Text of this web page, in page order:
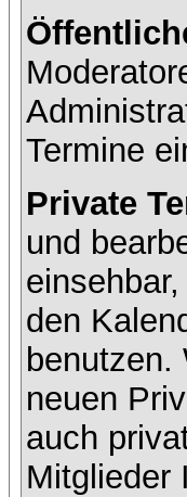
Termine
Private
und
den
benutzen.
neuen
auch
Mitglieder